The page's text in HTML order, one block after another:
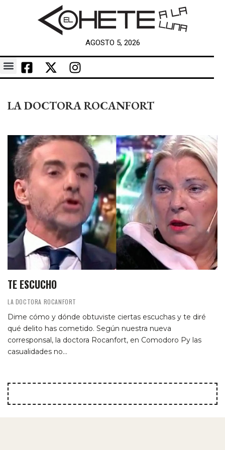
AGOSTO 5, 2026
LA DOCTORA ROCANFORT
TE ESCUCHO
LA DOCTORA ROCANFORT
Dime cómo y dónde obtuviste ciertas escuchas y te diré
qué delito has cometido. Según nuestra nueva
corresponsal, la doctora Rocanfort, en Comodoro Py las
casualidades no…